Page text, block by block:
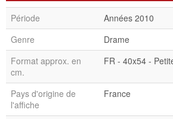
Période
Années 2010
Genre
Drame
Format approx. en
cm.
FR - 40x54 -
Pays d'origine de
l'affiche
France